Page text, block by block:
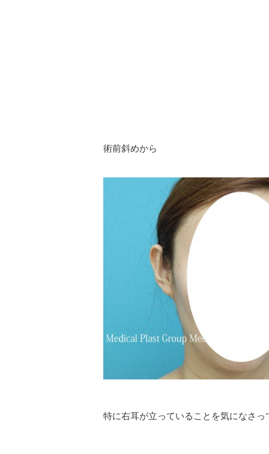
術前斜めから
特に右耳が立っていることを気になさっ